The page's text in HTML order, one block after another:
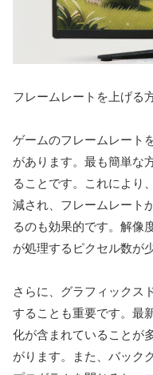
フレームレートを上げる
ゲームのフレームレート
があります。最も簡単な
ることです。これにより
減され、フレームレート
るのも効果的です。解像
が処理するピクセル数が
さらに、グラフィックス
することも重要です。最
化が含まれていることが
がります。また、バック